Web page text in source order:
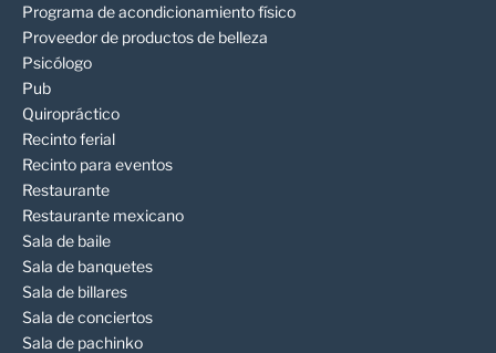
Programa de acondicionamiento físico
Proveedor de productos de belleza
Psicólogo
Pub
Quiropráctico
Recinto ferial
Recinto para eventos
Restaurante
Restaurante mexicano
Sala de baile
Sala de banquetes
Sala de billares
Sala de conciertos
Sala de pachinko